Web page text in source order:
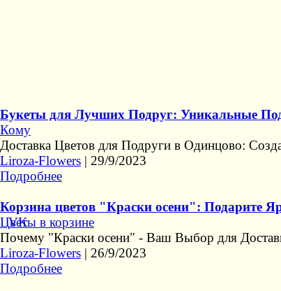
VK
Букеты для Лучших Подруг: Уникальные
Кому
Доставка Цветов для Подруги в Одинцово:
Liroza-Flowers | 29/9/2023
Подробнее
Корзина цветов "Краски осени": Подарите
Цветы в корзине
Почему "Краски осени" - Ваш Выбор для
Liroza-Flowers | 26/9/2023
Подробнее